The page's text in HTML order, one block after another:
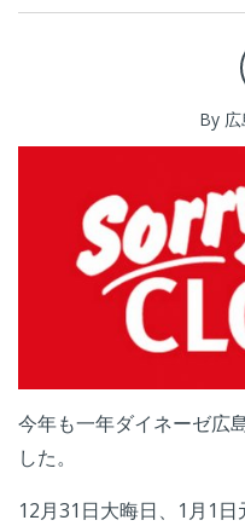
By
今年も一年ダイネーゼ広
した。
12月31日大晦日、1月1